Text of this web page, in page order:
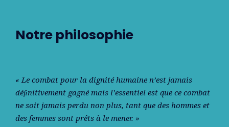
Notre philosophie
« Le combat pour la dignité humaine n’est jamais
déﬁnitivement gagné mais l’essentiel est que ce combat
ne soit jamais perdu non plus, tant que des hommes et
des femmes sont prêts à le mener. »